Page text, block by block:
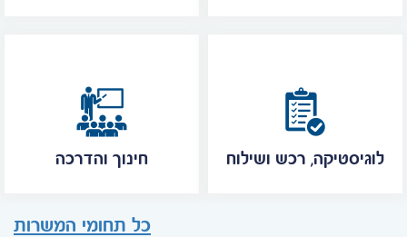
חינוך והדרכה לוגיסטיקה, רכש ושילוח
כל תחומי המשרות